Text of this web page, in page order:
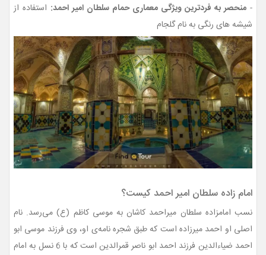
- منحصر به فردترین ویژگی معماری حمام سلطان امیر احمد: استفاده از
شیشه های رنگی به نام گلجام
امام زاده سلطان امیر احمد کیست؟
نسب امامزاده سلطان میراحمد کاشان به موسی کاظم (ع) می‌رسد. نام
اصلی او احمد میرزاده است که طبق شجره نامه‌ی او، وی فرزند موسی ابو
احمد ضیاءالدین فرزند احمد ابو ناصر قمرالدین است که با 6 نسل به امام